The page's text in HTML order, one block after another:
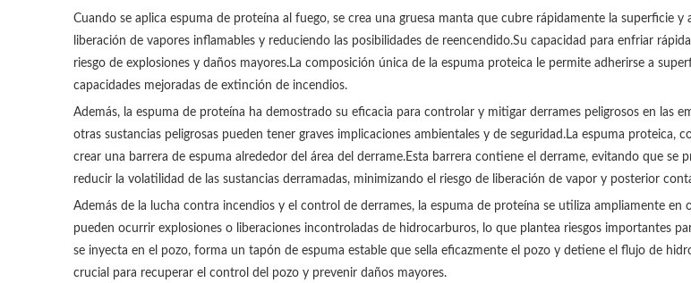
Cuando se aplica espuma de proteína al fuego, se crea una gruesa manta que cubre rápidamente la superficie
liberación de vapores inflamables y reduciendo las posibilidades de reencendido.Su capacidad para enfriar
riesgo de explosiones y daños mayores.La composición única de la espuma proteica le permite adherirse a
capacidades mejoradas de extinción de incendios.
Además, la espuma de proteína ha demostrado su eficacia para controlar y mitigar derrames peligrosos en las
otras sustancias peligrosas pueden tener graves implicaciones ambientales y de seguridad.La espuma proteica,
crear una barrera de espuma alrededor del área del derrame.Esta barrera contiene el derrame, evitando que se
reducir la volatilidad de las sustancias derramadas, minimizando el riesgo de liberación de vapor y posterior
Además de la lucha contra incendios y el control de derrames, la espuma de proteína se utiliza ampliamente
pueden ocurrir explosiones o liberaciones incontroladas de hidrocarburos, lo que plantea riesgos importantes
se inyecta en el pozo, forma un tapón de espuma estable que sella eficazmente el pozo y detiene el flujo de
crucial para recuperar el control del pozo y prevenir daños mayores.